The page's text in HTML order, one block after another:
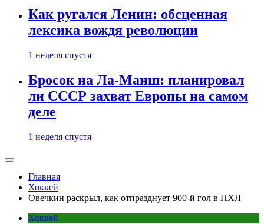
Как ругался Ленин: обсценная
лексика вождя революции
1 неделя спустя
Бросок на Ла-Манш: планировал
ли СССР захват Европы на самом
деле
1 неделя спустя
Главная
Хоккей
Овечкин раскрыл, как отпразднует 900-й гол в НХЛ
Хоккей